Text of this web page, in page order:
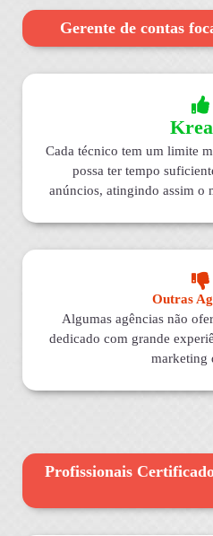
Gerente de contas
Cada técnico tem um limite
possa ter tempo
anúncios, atingindo assim o
Outras
Algumas agências não
dedicado com grande
marketing
Profissionais